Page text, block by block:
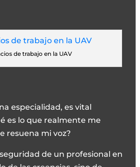
de trabajo en la UAV
especialidad, es vital
es lo que realmente me
resuena mi voz?
de un profesional en